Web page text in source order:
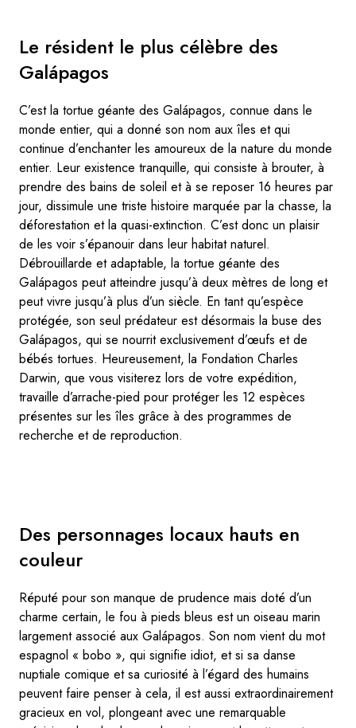
Le résident le plus célèbre des
Galápagos
C’est la tortue géante des Galápagos, connue dans le
monde entier, qui a donné son nom aux îles et qui
continue d’enchanter les amoureux de la nature du monde
entier. Leur existence tranquille, qui consiste à brouter, à
prendre des bains de soleil et à se reposer 16 heures par
jour, dissimule une triste histoire marquée par la chasse, la
déforestation et la quasi-extinction. C’est donc un plaisir
de les voir s’épanouir dans leur habitat naturel.
Débrouillarde et adaptable, la tortue géante des
Galápagos peut atteindre jusqu’à deux mètres de long et
peut vivre jusqu’à plus d’un siècle. En tant qu’espèce
protégée, son seul prédateur est désormais la buse des
Galápagos, qui se nourrit exclusivement d’œufs et de
bébés tortues. Heureusement, la Fondation Charles
Darwin, que vous visiterez lors de votre expédition,
travaille d’arrache-pied pour protéger les 12 espèces
présentes sur les îles grâce à des programmes de
recherche et de reproduction.
Des personnages locaux hauts en
couleur
Réputé pour son manque de prudence mais doté d’un
charme certain, le fou à pieds bleus est un oiseau marin
largement associé aux Galápagos. Son nom vient du mot
espagnol « bobo », qui signifie idiot, et si sa danse
nuptiale comique et sa curiosité à l’égard des humains
peuvent faire penser à cela, il est aussi extraordinairement
gracieux en vol, plongeant avec une remarquable